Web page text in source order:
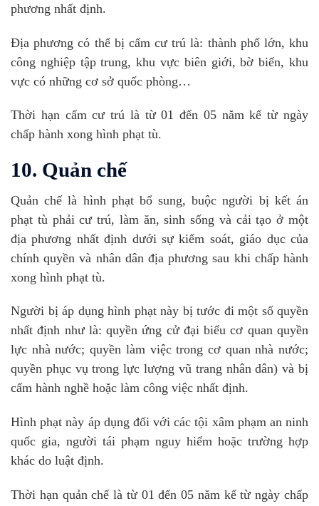
phương nhất định.
Địa phương có thể bị cấm cư trú là: thành phố lớn, khu
công nghiệp tập trung, khu vực biên giới, bờ biển, khu
vực có những cơ sở quốc phòng…
Thời hạn cấm cư trú là từ 01 đến 05 năm kể từ ngày
chấp hành xong hình phạt tù.
10. Quản chế
Quản chế là hình phạt bổ sung, buộc người bị kết án
phạt tù phải cư trú, làm ăn, sinh sống và cải tạo ở một
địa phương nhất định dưới sự kiểm soát, giáo dục của
chính quyền và nhân dân địa phương sau khi chấp hành
xong hình phạt tù.
Người bị áp dụng hình phạt này bị tước đi một số quyền
nhất định như là: quyền ứng cử đại biểu cơ quan quyền
lực nhà nước; quyền làm việc trong cơ quan nhà nước;
quyền phục vụ trong lực lượng vũ trang nhân dân) và bị
cấm hành nghề hoặc làm công việc nhất định.
Hình phạt này áp dụng đối với các tội xâm phạm an ninh
quốc gia, người tái phạm nguy hiểm hoặc trường hợp
khác do luật định.
Thời hạn quản chế là từ 01 đến 05 năm kể từ ngày chấp